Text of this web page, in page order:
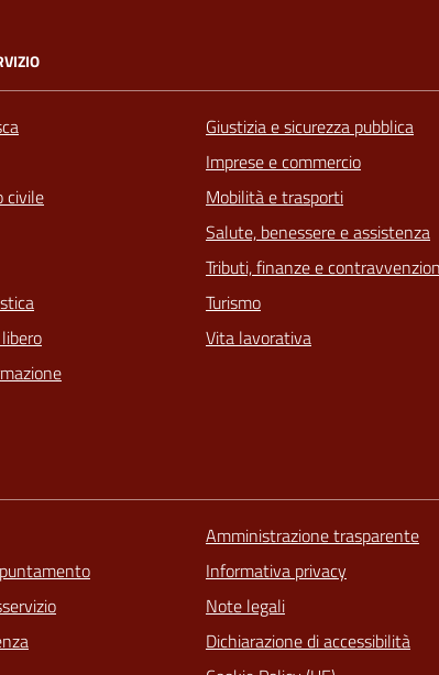
civile
Giustizia e sicurezza pubblica
Imprese e commercio
Mobilità e trasporti
Salute, benessere e assistenza
Tributi, finanze e
Turismo
Vita lavorativa
Amministrazione trasparente
Informativa privacy
Note legali
Dichiarazione di accessibilità